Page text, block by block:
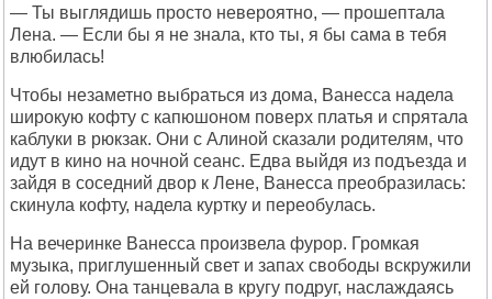
— Ты выглядишь просто невероятно, — прошептала
Лена. — Если бы я не знала, кто ты, я бы сама в тебя
влюбилась!
Чтобы незаметно выбраться из дома, Ванесса надела
широкую кофту с капюшоном поверх платья и спрятала
каблуки в рюкзак. Они с Алиной сказали родителям, что
идут в кино на ночной сеанс. Едва выйдя из подъезда и
зайдя в соседний двор к Лене, Ванесса преобразилась:
скинула кофту, надела куртку и переобулась.
На вечеринке Ванесса произвела фурор. Громкая
музыка, приглушенный свет и запах свободы вскружили
ей голову. Она танцевала в кругу подруг, наслаждаясь